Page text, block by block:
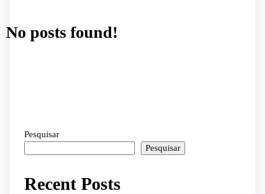
No posts found!
Pesquisar
Pesquisar
Recent Posts